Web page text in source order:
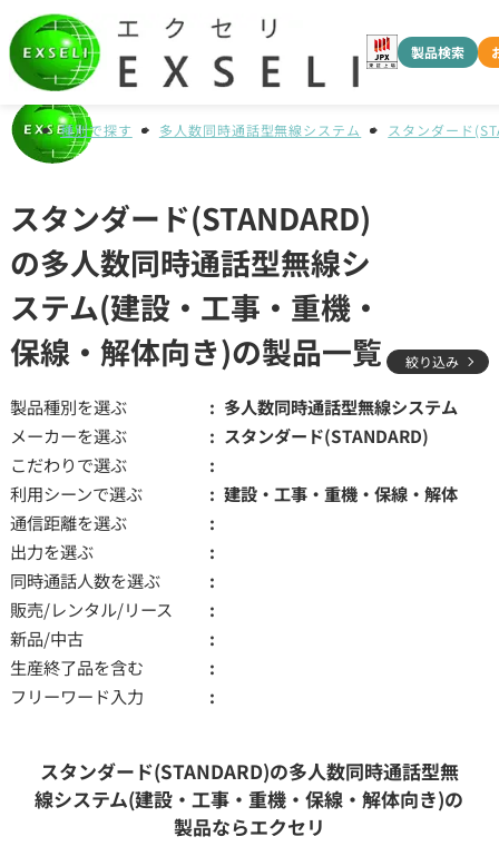
製品検索
種別で探す 多人数同時通話型無線システム スタンダード
スタンダード(STANDARD)
の多人数同時通話型無線シ
ステム(建設・工事・重機・
保線・解体向き)の製品一覧
絞り込み
製品種別を選ぶ
多人数同時通話型無線システム
メーカーを選ぶ
スタンダード(STANDARD)
こだわりで選ぶ
利用シーンで選ぶ
建設・工事・重機・保線・解体
通信距離を選ぶ
出力を選ぶ
同時通話人数を選ぶ
販売/レンタル/リース
新品/中古
生産終了品を含む
フリーワード入力
スタンダード(STANDARD)の多人数同時通話型無
線システム(建設・工事・重機・保線・解体向き)の
製品ならエクセリ